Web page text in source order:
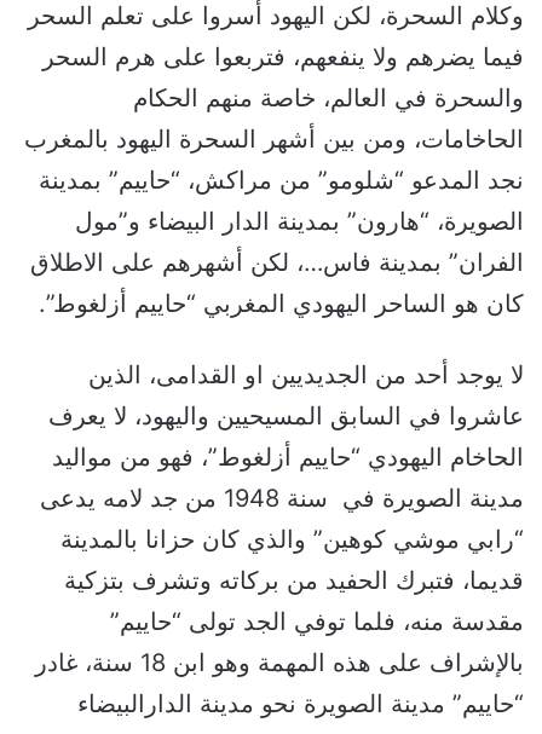
وكلام السحرة، لكن اليهود أسروا على تعلم السحر
فيما يضرهم ولا ينفعهم، فتربعوا على هرم السحر
والسحرة في العالم، خاصة منهم الحكام
الحاخامات، ومن بين أشهر السحرة اليهود بالمغرب
نجد المدعو “شلومو” من مراكش، “حاييم” بمدينة
الصويرة، “هارون” بمدينة الدار البيضاء و”مول
الفران” بمدينة فاس…، لكن أشهرهم على الاطلاق
كان هو الساحر اليهودي المغربي “حاييم أزلغوط”.
لا يوجد أحد من الجديديين او القدامى، الذين
عاشروا في السابق المسيحيين واليهود، لا يعرف
الحاخام اليهودي “حاييم أزلغوط”، فهو من مواليد
مدينة الصويرة في سنة 1948 من جد لامه يدعى
“رابي موشي كوهين” والذي كان حزانا بالمدينة
قديما، فتبرك الحفيد من بركاته وتشرف بتزكية
مقدسة منه، فلما توفي الجد تولى “حاييم”
بالإشراف على هذه المهمة وهو ابن 18 سنة، غادر
“حاييم” مدينة الصويرة نحو مدينة الدارالبيضاء